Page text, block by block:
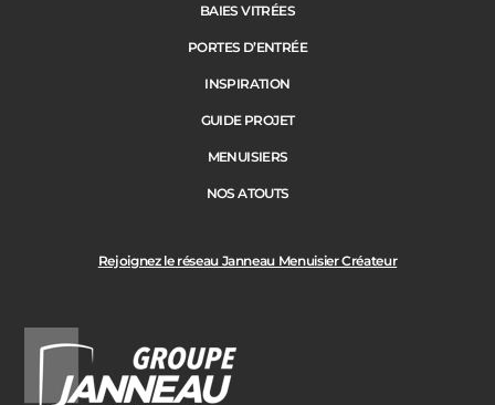
Suivant
Code Postal des travaux
Rejoignez le réseau Janneau Menuisier Créateur
BAIES VITRÉES
PORTES D’ENTRÉE
INSPIRATION
GUIDE PROJET
MENUISIERS
NOS ATOUTS